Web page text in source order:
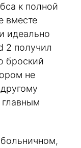
к полной
вместе
идеально
2 получил
броский
не
главным